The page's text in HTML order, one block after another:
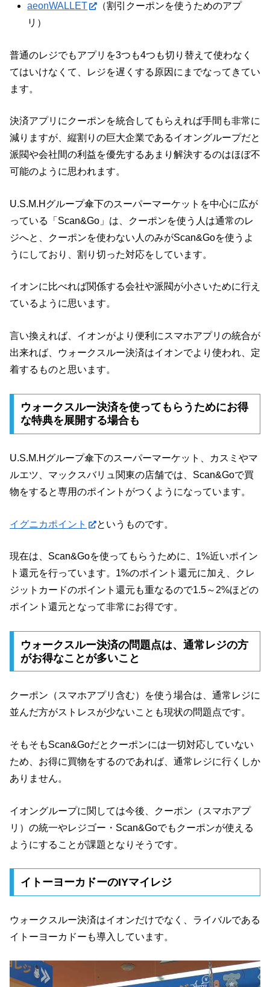
aeonWALLET
（割引クーポンを使うためのアプ
リ）
普通のレジでもアプリを3つも4つも切り替えて使わなく
てはいけなくて、レジを遅くする原因にまでなってきてい
ます。
決済アプリにクーポンを統合してもらえれば手間も非常に
減りますが、縦割りの巨大企業であるイオングループだと
派閥や会社間の利益を優先するあまり解決するのはほぼ不
可能のように思われます。
U.S.M.Hグループ傘下のスーパーマーケットを中心に広が
っている「Scan&Go」は、クーポンを使う人は通常のレ
ジへと、クーポンを使わない人のみがScan&Goを使うよ
うにしており、割り切った対応をしています。
イオンに比べれば関係する会社や派閥が小さいために行え
ているように思います。
言い換えれば、イオンがより便利にスマホアプリの統合が
出来れば、ウォークスルー決済はイオンでより使われ、定
着するものと思います。
ウォークスルー決済を使ってもらうためにお得
な特典を展開する場合も
U.S.M.Hグループ傘下のスーパーマーケット、カスミやマ
ルエツ、マックスバリュ関東の店舗では、Scan&Goで買
物をすると専用のポイントがつくようになっています。
イグニカポイント というものです。
現在は、Scan&Goを使ってもらうために、1%近いポイン
ト還元を行っています。1%のポイント還元に加え、クレ
ジットカードのポイント還元も重なるので1.5～2%ほどの
ポイント還元となって非常にお得です。
ウォークスルー決済の問題点は、通常レジの方
がお得なことが多いこと
クーポン（スマホアプリ含む）を使う場合は、通常レジに
並んだ方がストレスが少ないことも現状の問題点です。
そもそもScan&Goだとクーポンには一切対応していない
ため、お得に買物をするのであれば、通常レジに行くしか
ありません。
イオングループに関しては今後、クーポン（スマホアプ
リ）の統一やレジゴー・Scan&Goでもクーポンが使える
ようにすることが課題となりそうです。
イトーヨーカドーのIYマイレジ
ウォークスルー決済はイオンだけでなく、ライバルである
イトーヨーカドーも導入しています。